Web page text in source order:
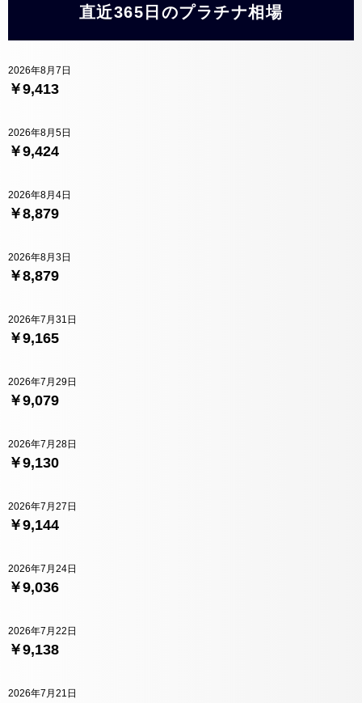
直近365日のプラチナ相場
￥9,413
2026年8月7日
￥9,424
2026年8月5日
￥8,879
2026年8月4日
￥8,879
2026年8月3日
￥9,165
2026年7月31日
￥9,079
2026年7月29日
￥9,130
2026年7月28日
￥9,144
2026年7月27日
￥9,036
2026年7月24日
￥9,138
2026年7月22日
2026年7月21日